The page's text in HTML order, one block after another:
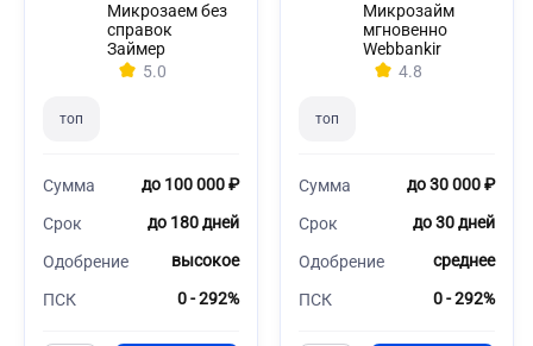
Микрозаем без
справок
Займер
5.0
топ
Сумма до 100 000 ₽
Срок до 180 дней
Одобрение высокое
ПСК 0 - 292%
Микрозайм
мгновенно
Webbankir
4.8
топ
Сумма до 30 000 ₽
Срок до 30 дней
Одобрение среднее
ПСК 0 - 292%